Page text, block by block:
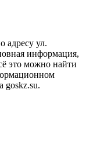
адресу ул.
информация,
это можно найти
goskz.su.